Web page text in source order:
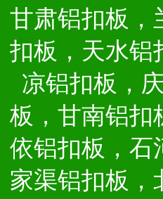
甘肃铝扣板，
扣板，天水铝
凉铝扣板，
板，甘南铝扣
依铝扣板，石
家渠铝扣板，